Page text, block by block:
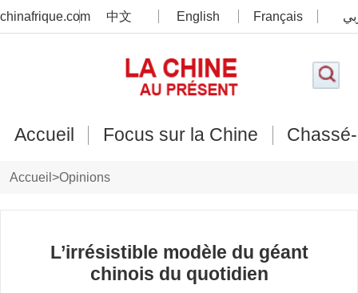
chinafrique.com 中文 English Français
Accueil Focus sur la Chine
Accueil >Opinions
L’irrésistible modèle du géant
chinois du quotidien